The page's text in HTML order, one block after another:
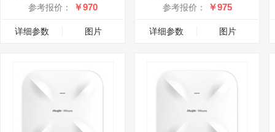
参考报价： ￥970
详细参数 图片
参考报价： ￥975
详细参数 图片